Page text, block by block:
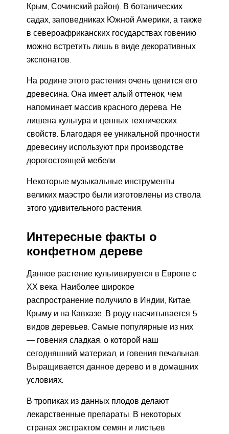
Крым, Сочинский район). В ботанических
садах, заповедниках Южной Америки, а также
в североафриканских государствах говению
можно встретить лишь в виде декоративных
экспонатов.
На родине этого растения очень ценится его
древесина. Она имеет алый оттенок, чем
напоминает массив красного дерева. Не
лишена культура и ценных технических
свойств. Благодаря ее уникальной прочности
древесину используют при производстве
дорогостоящей мебели.
Некоторые музыкальные инструменты
великих маэстро были изготовлены из ствола
этого удивительного растения.
Интересные факты о
конфетном дереве
Данное растение культивируется в Европе с
ХХ века. Наиболее широкое
распространение получило в Индии, Китае,
Крыму и на Кавказе. В роду насчитывается 5
видов деревьев. Самые популярные из них
— говения сладкая, о которой наш
сегодняшний материал, и говения печальная.
Выращивается данное дерево и в домашних
условиях.
В тропиках из данных плодов делают
лекарственные препараты. В некоторых
странах экстрактом семян и листьев